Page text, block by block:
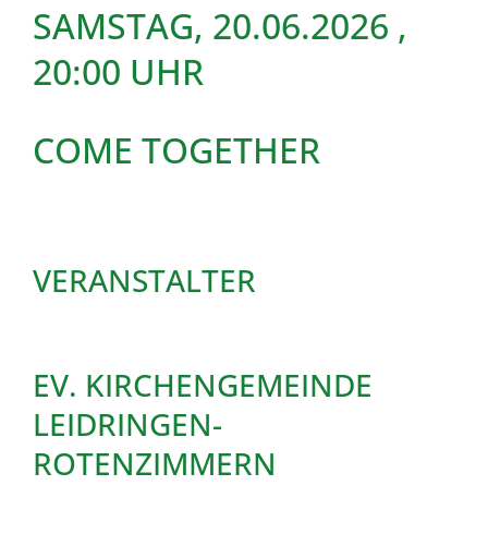
SAMSTAG, 20.06.2026 ,
20:00 UHR
COME TOGETHER
VERANSTALTER
EV. KIRCHENGEMEINDE
LEIDRINGEN-
ROTENZIMMERN